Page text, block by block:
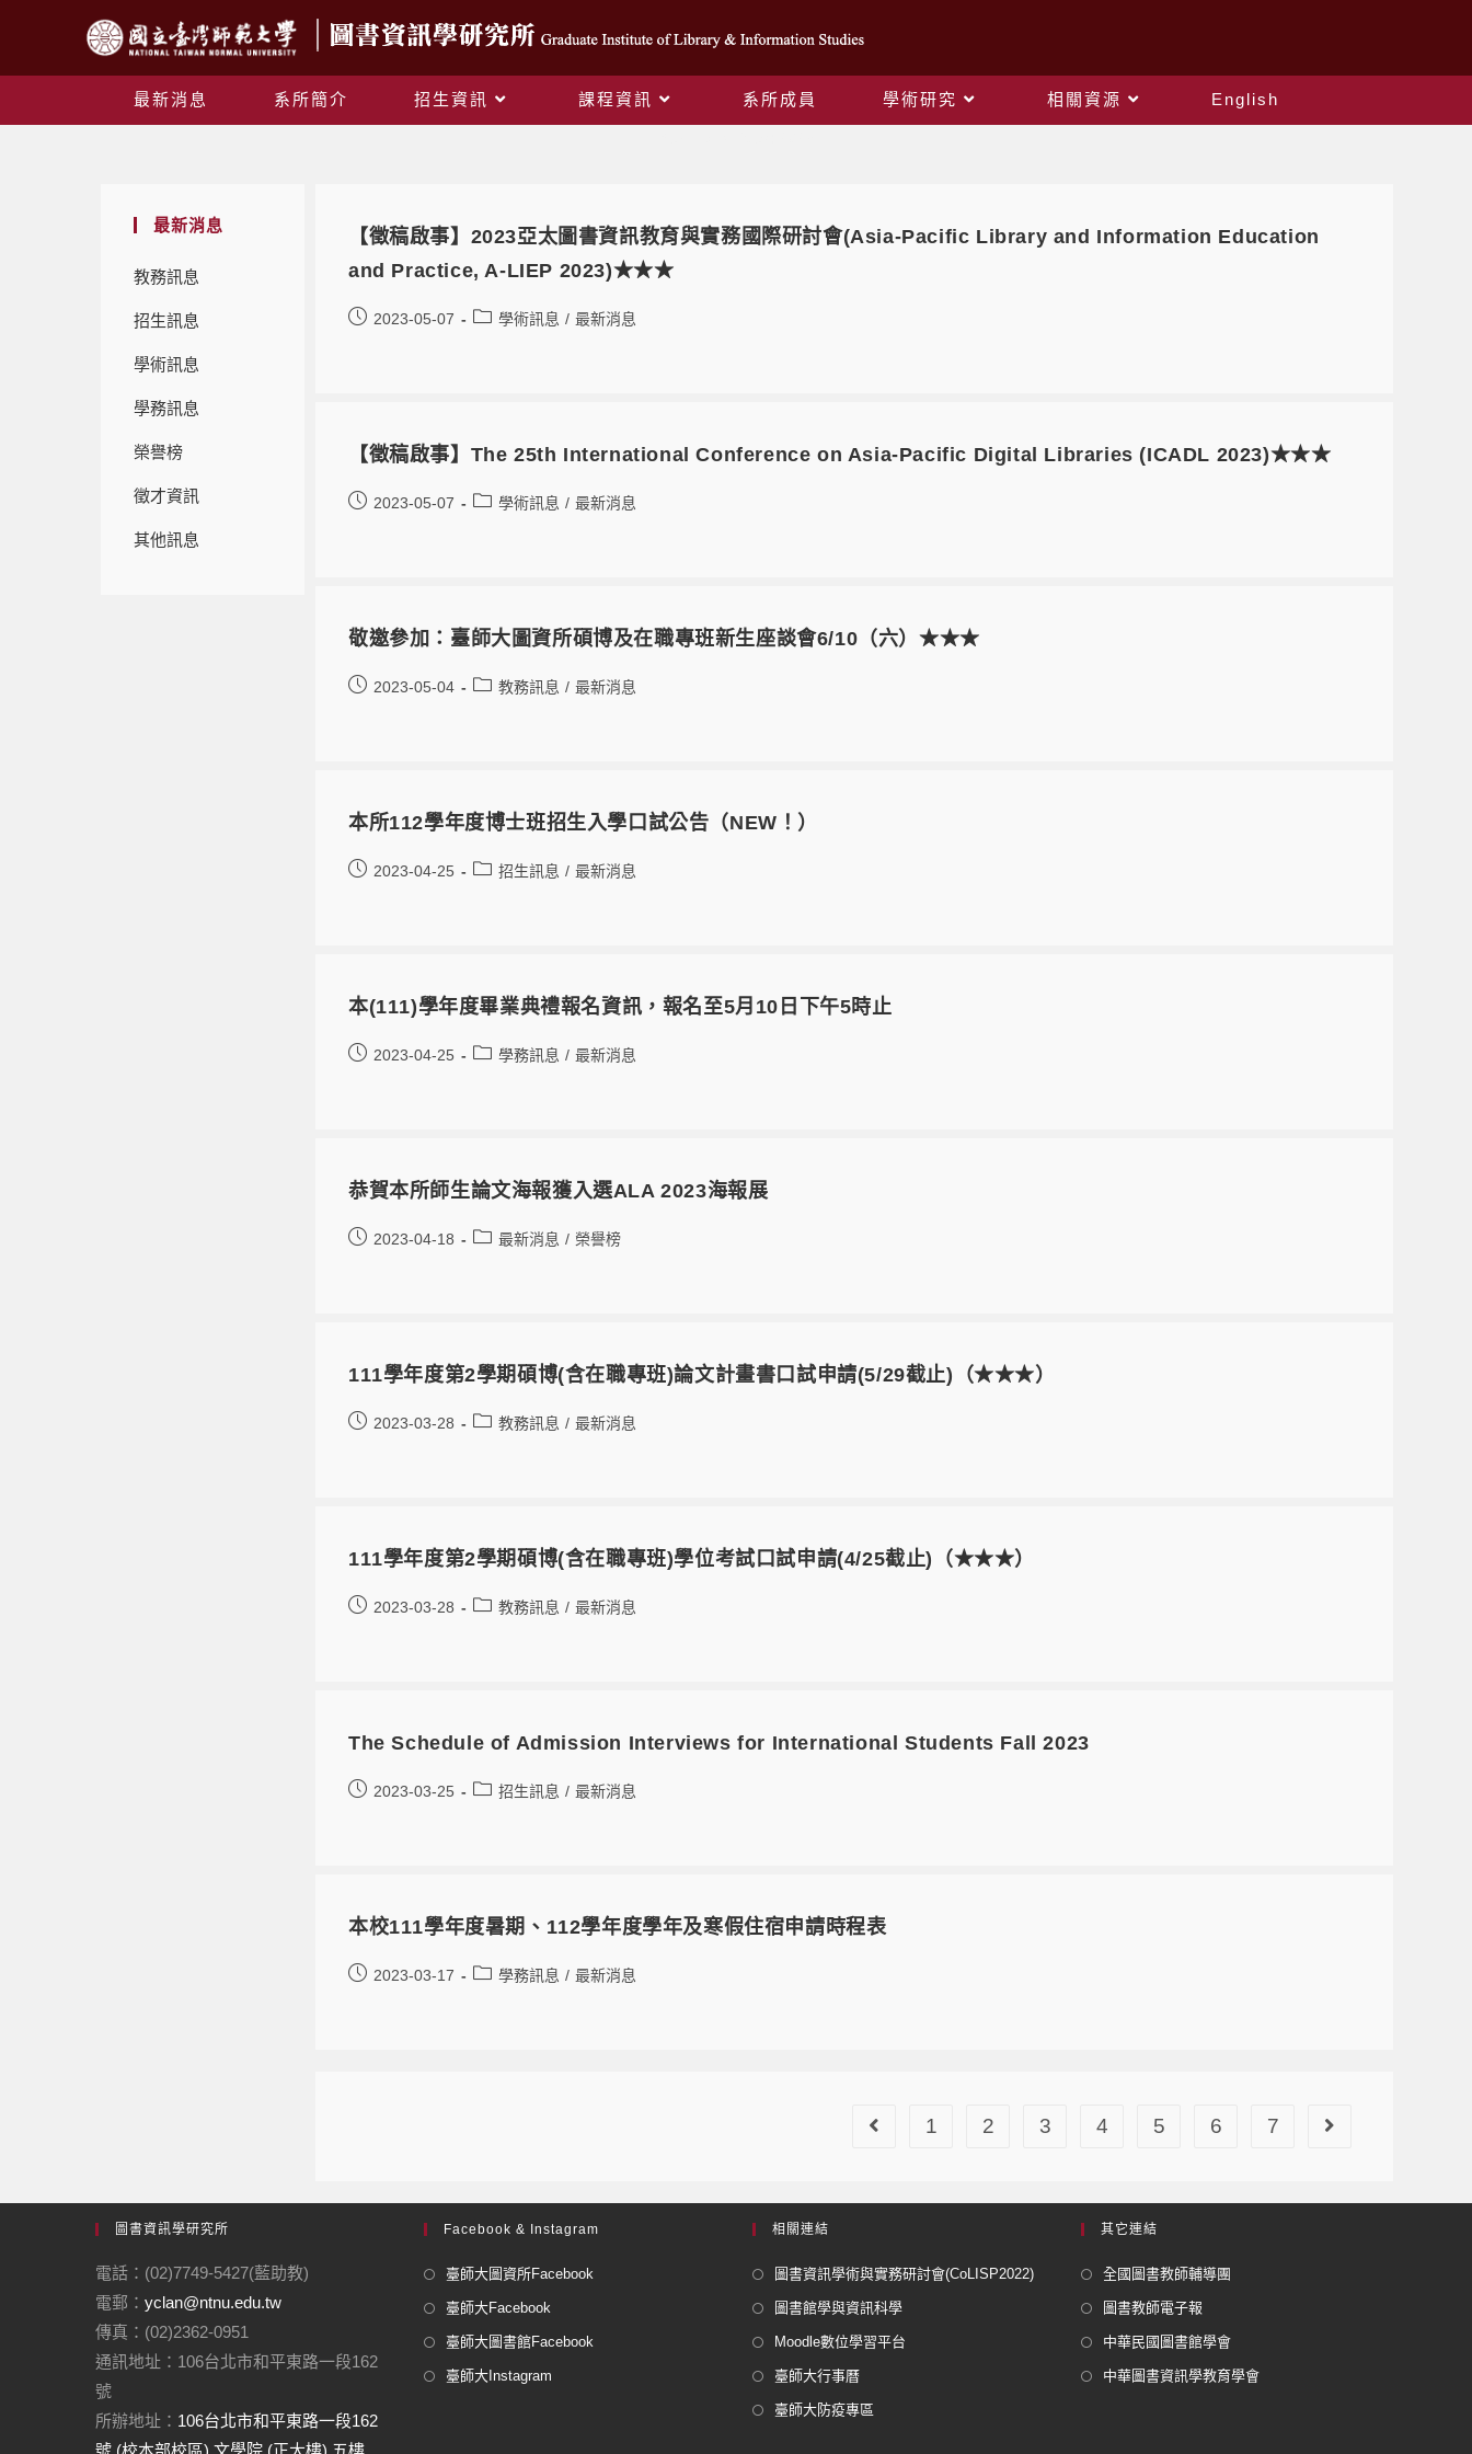
最新消息 系所簡介 招生資訊 課程資訊 系所成員 學術研究 相關資源 English
最新消息
教務訊息
招生訊息
學術訊息
學務訊息
榮譽榜
徵才資訊
其他訊息
【徵稿啟事】2023亞太圖書資訊教育與實務國際研討會(Asia-Pacific Library and Information Education
and Practice, A-LIEP 2023)★★★
2023-05-07 學術訊息 / 最新消息
【徵稿啟事】The 25th International Conference on Asia-Pacific Digital Libraries (ICADL 2023)★★★
2023-05-07 學術訊息 / 最新消息
敬邀參加：臺師大圖資所碩博及在職專班新生座談會6/10（六）★★★
2023-05-04 教務訊息 / 最新消息
本所112學年度博士班招生入學口試公告（NEW！）
2023-04-25 招生訊息 / 最新消息
本(111)學年度畢業典禮報名資訊，報名至5月10日下午5時止
2023-04-25 學務訊息 / 最新消息
恭賀本所師生論文海報獲入選ALA 2023海報展
2023-04-18 最新消息 / 榮譽榜
111學年度第2學期碩博(含在職專班)論文計畫書口試申請(5/29截止)（★★★）
2023-03-28 教務訊息 / 最新消息
111學年度第2學期碩博(含在職專班)學位考試口試申請(4/25截止)（★★★）
2023-03-28 教務訊息 / 最新消息
The Schedule of Admission Interviews for International Students Fall 2023
2023-03-25 招生訊息 / 最新消息
本校111學年度暑期、112學年度學年及寒假住宿申請時程表
2023-03-17 學務訊息 / 最新消息
1 2 3 4 5 6 7
圖書資訊學研究所
電話：(02)7749-5427(藍助教)
電郵： yclan@ntnu.edu.tw
傳真：(02)2362-0951
通訊地址：106台北市和平東路一段162
號
所辦地址： 106台北市和平東路一段162
號 (校本部校區) 文學院 (正大樓) 五樓
Facebook & Instagram
臺師大圖資所Facebook
臺師大Facebook
臺師大圖書館Facebook
臺師大Instagram
相關連結
圖書資訊學術與實務研討會(CoLISP2022)
圖書館學與資訊科學
Moodle數位學習平台
臺師大行事曆
臺師大防疫專區
其它連結
全國圖書教師輔導團
圖書教師電子報
中華民國圖書館學會
中華圖書資訊學教育學會